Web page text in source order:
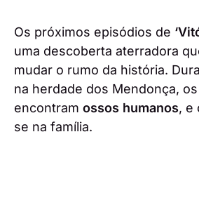
Os próximos episódios de
uma descoberta aterradora
mudar o rumo da história.
na herdade dos Mendonça,
encontram ossos humanos, e
se na família.